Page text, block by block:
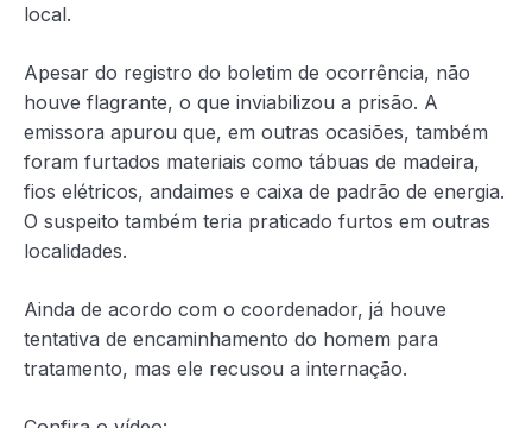
local.
Apesar do registro do boletim de ocorrência, não
houve flagrante, o que inviabilizou a prisão. A
emissora apurou que, em outras ocasiões, também
foram furtados materiais como tábuas de madeira,
fios elétricos, andaimes e caixa de padrão de energia.
O suspeito também teria praticado furtos em outras
localidades.
Ainda de acordo com o coordenador, já houve
tentativa de encaminhamento do homem para
tratamento, mas ele recusou a internação.